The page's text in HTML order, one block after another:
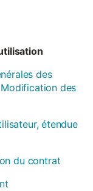
des
des
étendue
du contrat